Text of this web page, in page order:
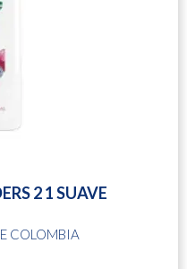
2 1 SUAVE
COLOMBIA